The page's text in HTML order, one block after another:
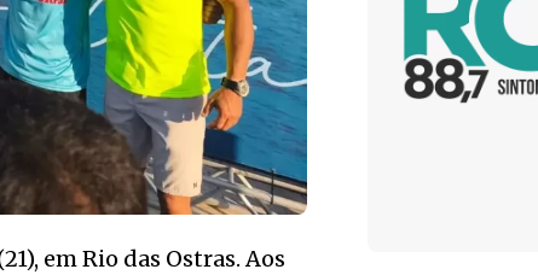
em Rio das Ostras. Aos